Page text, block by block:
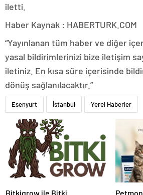
iletti.
Haber Kaynak : HABERTURK.COM
“Yayınlanan tüm haber ve diğer
yasal bildirimlerinizi bize iletişim
iletiniz. En kısa süre içerisinde
dönüş sağlanılacaktır.”
Esenyurt İstanbul Yerel Haberler
Bitkigrow ile Bitki